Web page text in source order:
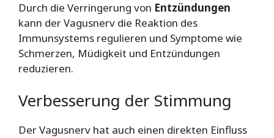
Durch die Verringerung von Entzündungen
kann der Vagusnerv die Reaktion des
Immunsystems regulieren und Symptome wie
Schmerzen, Müdigkeit und Entzündungen
reduzieren.
Verbesserung der Stimmung
Der Vagusnerv hat auch einen direkten Einfluss